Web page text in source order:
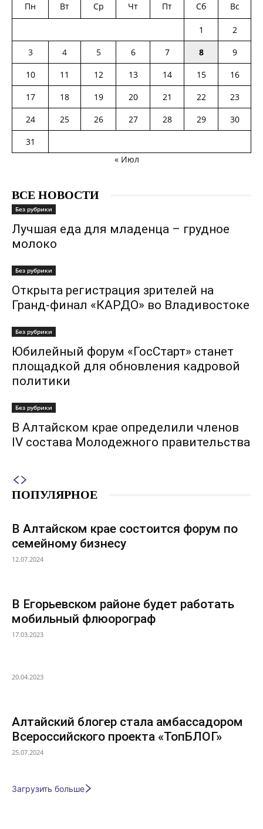
Пн Вт Ср Чт Пт Сб Вс
1
2
3
4 5 6 7 8
9
10
11 12 13 14 15
16
17
18 19 20 21 22
23
24
25 26 27 28 29
30
31
« Июл
ВСЕ НОВОСТИ
Без рубрики
Лучшая еда для младенца – грудное
молоко
Без рубрики
Открыта регистрация зрителей на
Гранд-финал «КАРДО» во Владивостоке
Без рубрики
Юбилейный форум «ГосСтарт» станет
площадкой для обновления кадровой
политики
Без рубрики
В Алтайском крае определили членов
IV состава Молодежного правительства
ПОПУЛЯРНОЕ
В Алтайском крае состоится форум по
семейному бизнесу
12.07.2024
В Егорьевском районе будет работать
мобильный флюорограф
17.03.2023
20.04.2023
Алтайский блогер стала амбассадором
Всероссийского проекта «ТопБЛОГ»
25.07.2024
Загрузить больше